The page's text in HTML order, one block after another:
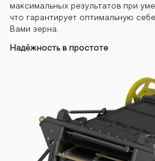
максимальных результатов при
что гарантирует оптимальную
Вами зерна.
Надёжность в простоте